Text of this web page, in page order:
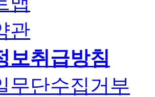
관
보취급방침
무단수집거부